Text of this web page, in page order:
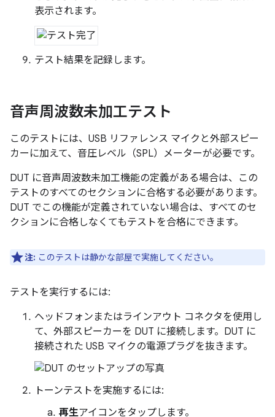
表示されます。
テスト結果を記録します。
音声周波数未加工テスト
このテストには、USB リファレンス マイクと外部スピー
カーに加えて、音圧レベル（SPL）メーターが必要です。
DUT に音声周波数未加工機能の定義がある場合は、この
テストのすべてのセクションに合格する必要があります。
DUT でこの機能が定義されていない場合は、すべてのセ
クションに合格しなくてもテストを合格にできます。
注: このテストは静かな部屋で実施してください。
テストを実行するには:
ヘッドフォンまたはラインアウト コネクタを使用し
て、外部スピーカーを DUT に接続します。DUT に
接続された USB マイクの電源プラグを抜きます。
トーンテストを実施するには:
再生アイコンをタップします。